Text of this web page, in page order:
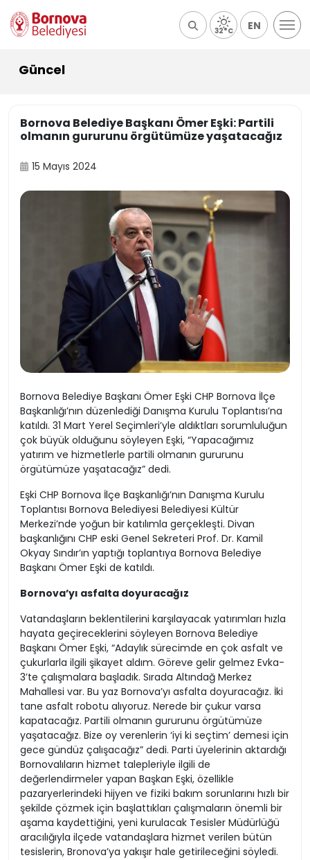
32°C EN
Güncel
Bornova Belediye Başkanı Ömer Eşki: Partili
olmanın gururunu örgütümüze yaşatacağız
15 Mayıs 2024
Bornova Belediye Başkanı Ömer Eşki CHP Bornova İlçe
Başkanlığı’nın düzenlediği Danışma Kurulu Toplantısı’na
katıldı. 31 Mart Yerel Seçimleri’yle aldıktları sorumluluğun
çok büyük olduğunu söyleyen Eşki, “Yapacağımız
yatırım ve hizmetlerle partili olmanın gururunu
örgütümüze yaşatacağız” dedi.
Eşki CHP Bornova İlçe Başkanlığı’nın Danışma Kurulu
Toplantısı Bornova Belediyesi Belediyesi Kültür
Merkezi’nde yoğun bir katılımla gerçekleşti. Divan
başkanlığını CHP eski Genel Sekreteri Prof. Dr. Kamil
Okyay Sındır’ın yaptığı toplantıya Bornova Belediye
Başkanı Ömer Eşki de katıldı.
Bornova’yı asfalta doyuracağız
Vatandaşların beklentilerini karşılayacak yatırımları hızla
hayata geçireceklerini söyleyen Bornova Belediye
Başkanı Ömer Eşki, “Adaylık sürecimde en çok asfalt ve
çukurlarla ilgili şikayet aldım. Göreve gelir gelmez Evka-
3’te çalışmalara başladık. Sırada Altındağ Merkez
Mahallesi var. Bu yaz Bornova’yı asfalta doyuracağız. İki
tane asfalt robotu alıyoruz. Nerede bir çukur varsa
kapatacağız. Partili olmanın gururunu örgütümüze
yaşatacağız. Bize oy verenlerin ‘iyi ki seçtim’ demesi için
gece gündüz çalışacağız” dedi. Parti üyelerinin aktardığı
Bornovalıların hizmet talepleriyle ilgili de
değerlendirmeler yapan Başkan Eşki, özellikle
pazaryerlerindeki hijyen ve fiziki bakım sorunlarını hızlı bir
şekilde çözmek için başlattıkları çalışmaların önemli bir
aşama kaydettiğini, yeni kurulacak Tesisler Müdürlüğü
aracılığıyla ilçede vatandaşlara hizmet verilen bütün
tesislerin, Bronova’ya yakışır hale getirileceğini söyledi.